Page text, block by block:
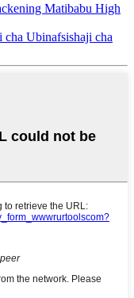
Matibabu High
Ubinafsishaji cha